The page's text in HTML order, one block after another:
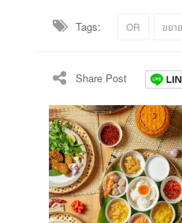
Tags: OR ขยา
Share Post